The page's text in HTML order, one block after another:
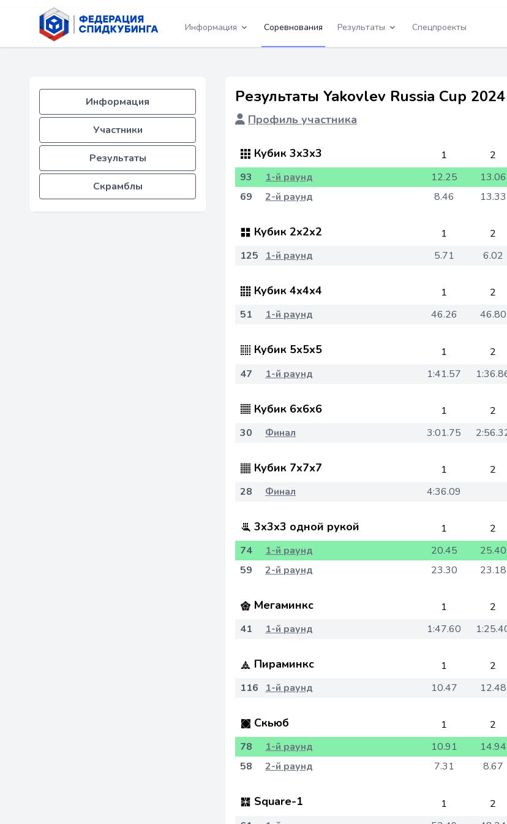
Информация Соревнования Результаты Спецпроекты
Информация
Участники
Результаты
Скрамблы
Результаты Yakovlev Russia Cup
Профиль участника
Кубик 3x3x3 1 2
93
1-й раунд 12.25 13.06
69
2-й раунд 8.46 13.33
Кубик 2x2x2 1 2
125
1-й раунд 5.71 6.02
Кубик 4x4x4 1 2
51
1-й раунд 46.26 46.80
Кубик 5x5x5 1 2
47
1-й раунд 1:41.57
Кубик 6x6x6 1 2
30
Финал 3:01.75
Кубик 7x7x7 1 2
28
Финал 4:36.09
3x3x3 одной рукой 1 2
74
1-й раунд 20.45 25.40
59
2-й раунд 23.30 23.18
Мегаминкс 1 2
41
1-й раунд 1:47.60
Пираминкс 1 2
116
1-й раунд 10.47 12.48
Скьюб 1 2
78
1-й раунд 10.91 14.94
58
2-й раунд 7.31 8.67
Square-1 1 2